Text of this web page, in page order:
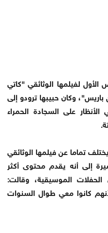
لفيلمها الوثائقي "كاتي
وكان حبيبها ترودو إلى
على السجادة الحمراء
تماما عن فيلمها الوثائقي
مني" (2012)، مشيرة إلى أنه يقدم محتوى أكثر
الحفلات الموسيقية، وقالت:
كانوا معي طوال السنوات